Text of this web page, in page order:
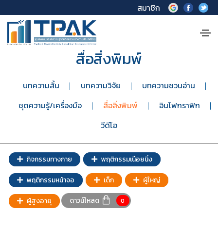
สื่อสิ่งพิมพ์
บทความสั้น บทความวิจัย
บทความชวนอ่าน
ชุดความรู้/เครื่องมือ
สื่อสิ่งพิมพ์
อินโฟกราฟิก
วีดีโอ
กิจกรรมทางกาย พฤติกรรมเนือยนิ่ง
พฤติกรรมหน้าจอ เด็ก ผู้ใหญ่
ผู้สูงอายุ ดาวน์โหลด 0
สมาชิก